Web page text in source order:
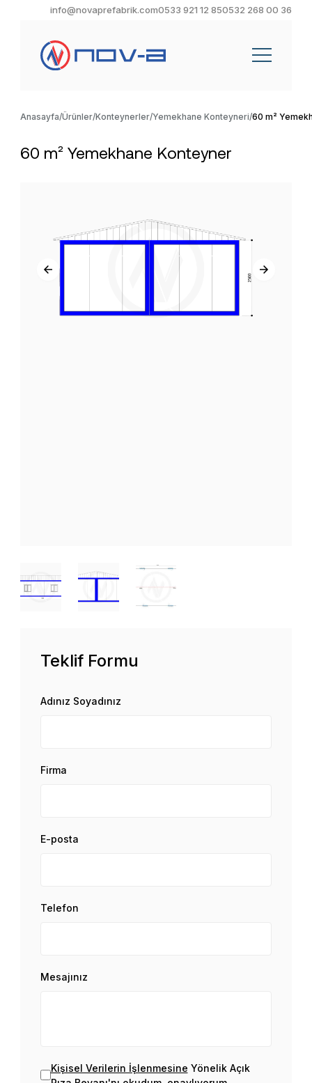
info@novaprefabrik.com0533 921 12 850532 268 00 36
Anasayfa Ürünler Konteynerler Yemekhane Konteyneri 60 m²
60 m² Yemekhane Konteyner
Teklif Formu
Adınız Soyadınız
Firma
E-posta
Telefon
Mesajınız
Kişisel Verilerin İşlenmesine Yönelik Açık